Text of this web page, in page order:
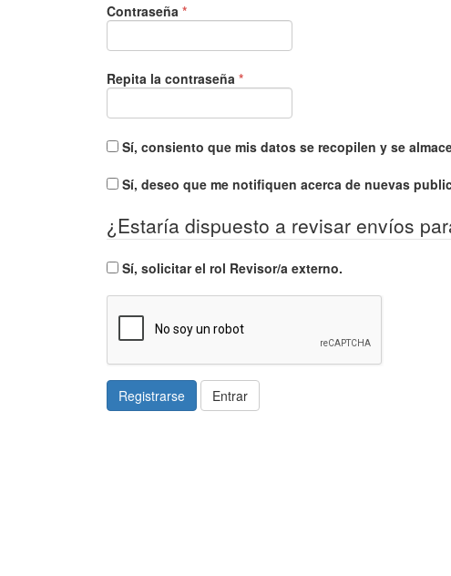
Contraseña *Obligatorio
Repita la contraseña *Obligatorio
Sí, consiento que mis datos se recopilen y se
Sí, deseo que me notifiquen acerca de nuevas
¿Estaría dispuesto a revisar envíos
Sí, solicitar el rol Revisor/a externo.
Registrarse Entrar